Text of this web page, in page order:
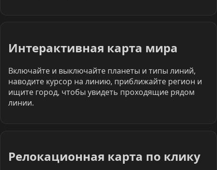
Интерактивная карта мира
Включайте и выключайте планеты и типы линий,
наводите курсор на линию, приближайте регион и
ищите город, чтобы увидеть проходящие рядом
линии.
Релокационная карта по клику